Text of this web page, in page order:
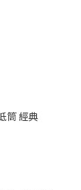
筒 經典